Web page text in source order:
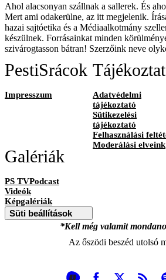
Ahol alacsonyan szállnak a sallerek. És
Mert ami odakerülne, az itt megjelenik.
hazai sajtóetika és a Médiaalkotmány
készülnek. Forrásainkat minden
szivárogtasson bátran! Szerzőink neve
PestiSrácok
Impresszum
Adatvédelmi
tájékoztató
Sütikezelési
tájékoztató
Felhasználási
Moderálási elveink
Galériák
PS TVPodcast
Videók
Képgalériák
Süti beállítások
*Kell még valamit
Az őszödi beszéd utolsó